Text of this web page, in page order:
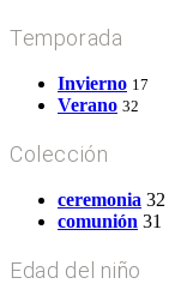
Temporada
Invierno 17
Verano 32
Colección
ceremonia 32
comunión 31
Edad del niño